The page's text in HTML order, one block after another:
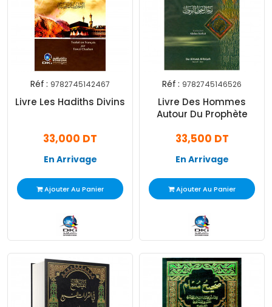
Réf : 9782745142467
Livre Les Hadiths Divins
33,000 DT
En Arrivage
Ajouter Au Panier
Réf : 9782745146526
Livre Des Hommes
Autour Du Prophète
33,500 DT
En Arrivage
Ajouter Au Panier